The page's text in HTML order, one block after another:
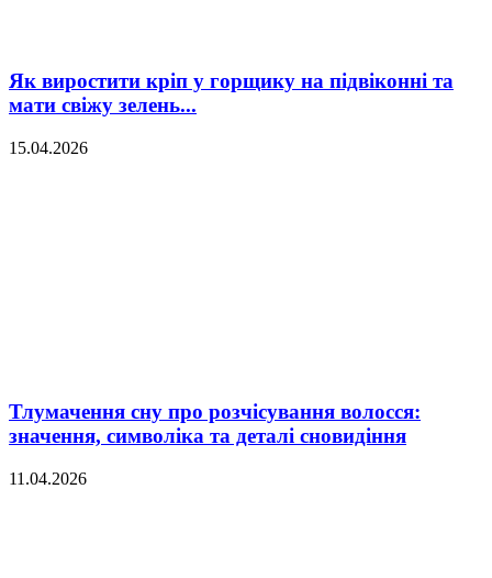
Як виростити кріп у горщику на підвіконні та
мати свіжу зелень...
15.04.2026
Тлумачення сну про розчісування волосся:
значення, символіка та деталі сновидіння
11.04.2026